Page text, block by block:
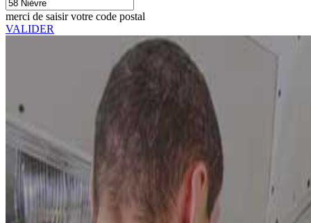
merci de saisir votre code postal
VALIDER